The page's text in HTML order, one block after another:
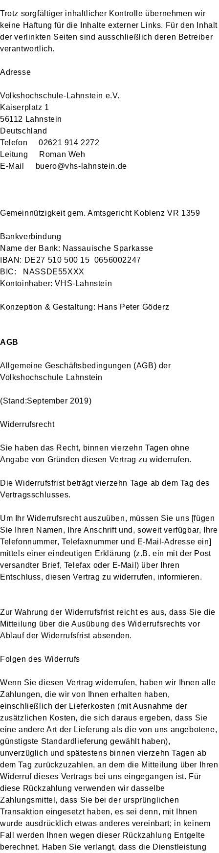
Trotz sorgfältiger inhaltlicher Kontrolle übernehmen wir
keine Haftung für die Inhalte externer Links. Für den Inhalt
der verlinkten Seiten sind ausschließlich deren Betreiber
verantwortlich.
Adresse
Volkshochschule-Lahnstein e.V.
Kaiserplatz 1
56112 Lahnstein
Deutschland
Telefon 02621 914 2272
Leitung Roman Weh
E-Mail buero@vhs-lahnstein.de
Gemeinnützigkeit gem. Amtsgericht Koblenz VR 1359
Bankverbindung
Name der Bank: Nassauische Sparkasse
IBAN: DE27 510 500 15 0656002247
BIC: NASSDE55XXX
Kontoinhaber: VHS-Lahnstein
Konzeption & Gestaltung: Hans Peter Göderz
AGB
Allgemeine Geschäftsbedingungen (AGB) der
Volkshochschule Lahnstein
(Stand:September 2019)
Widerrufsrecht
Sie haben das Recht, binnen vierzehn Tagen ohne
Angabe von Gründen diesen Vertrag zu widerrufen.
Die Widerrufsfrist beträgt vierzehn Tage ab dem Tag des
Vertragsschlusses.
Um Ihr Widerrufsrecht auszuüben, müssen Sie uns [fügen
Sie Ihren Namen, Ihre Anschrift und, soweit verfügbar, Ihre
Telefonnummer, Telefaxnummer und E-Mail-Adresse ein]
mittels einer eindeutigen Erklärung (z.B. ein mit der Post
versandter Brief, Telefax oder E-Mail) über Ihren
Entschluss, diesen Vertrag zu widerrufen, informieren.
Zur Wahrung der Widerrufsfrist reicht es aus, dass Sie die
Mitteilung über die Ausübung des Widerrufsrechts vor
Ablauf der Widerrufsfrist absenden.
Folgen des Widerrufs
Wenn Sie diesen Vertrag widerrufen, haben wir Ihnen alle
Zahlungen, die wir von Ihnen erhalten haben,
einschließlich der Lieferkosten (mit Ausnahme der
zusätzlichen Kosten, die sich daraus ergeben, dass Sie
eine andere Art der Lieferung als die von uns angebotene,
günstigste Standardlieferung gewählt haben),
unverzüglich und spätestens binnen vierzehn Tagen ab
dem Tag zurückzuzahlen, an dem die Mitteilung über Ihren
Widerruf dieses Vertrags bei uns eingegangen ist. Für
diese Rückzahlung verwenden wir dasselbe
Zahlungsmittel, dass Sie bei der ursprünglichen
Transaktion eingesetzt haben, es sei denn, mit Ihnen
wurde ausdrücklich etwas anderes vereinbart; in keinem
Fall werden Ihnen wegen dieser Rückzahlung Entgelte
berechnet. Haben Sie verlangt, dass die Dienstleistung